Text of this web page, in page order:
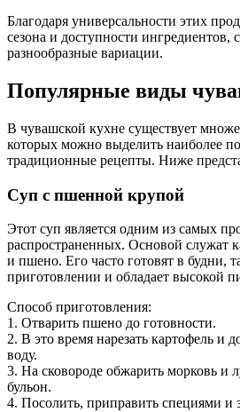
Благодаря универсальности этих
сезона и доступности ингредиентов,
разнообразные вариации.
Популярные виды
В чувашской кухне существует
которых можно выделить наиболее
традиционные рецепты. Ниже
Суп с пшенной крупой
Этот суп является одним из самых
распространенных. Основой служат
и пшено. Его часто готовят в будни,
приготовлении и обладает высокой
Способ приготовления:
1. Отварить пшено до готовности.
2. В это время нарезать картофель и
воду.
3. На сковороде обжарить морковь и
бульон.
4. Посолить, приправить специями и